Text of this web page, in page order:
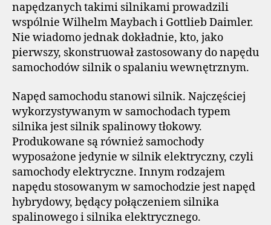
napędzanych takimi silnikami prowadzili
wspólnie Wilhelm Maybach i Gottlieb Daimler.
Nie wiadomo jednak dokładnie, kto, jako
pierwszy, skonstruował zastosowany do napędu
samochodów silnik o spalaniu wewnętrznym.
Napęd samochodu stanowi silnik. Najczęściej
wykorzystywanym w samochodach typem
silnika jest silnik spalinowy tłokowy.
Produkowane są również samochody
wyposażone jedynie w silnik elektryczny, czyli
samochody elektryczne. Innym rodzajem
napędu stosowanym w samochodzie jest napęd
hybrydowy, będący połączeniem silnika
spalinowego i silnika elektrycznego.